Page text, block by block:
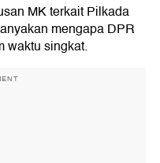
MK terkait Pilkada
mengapa DPR
waktu singkat.